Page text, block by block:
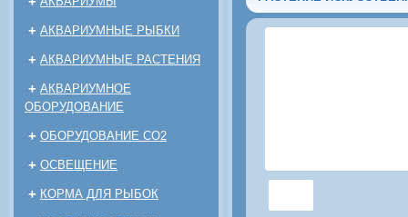
+ АКВАРИУМНЫЕ РЫБКИ
+ АКВАРИУМНЫЕ РАСТЕНИЯ
+ АКВАРИУМНОЕ
ОБОРУДОВАНИЕ
+ ОБОРУДОВАНИЕ CO2
+ ОСВЕЩЕНИЕ
+ КОРМА ДЛЯ РЫБОК